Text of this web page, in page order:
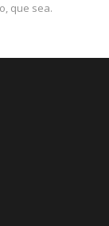
que sea.